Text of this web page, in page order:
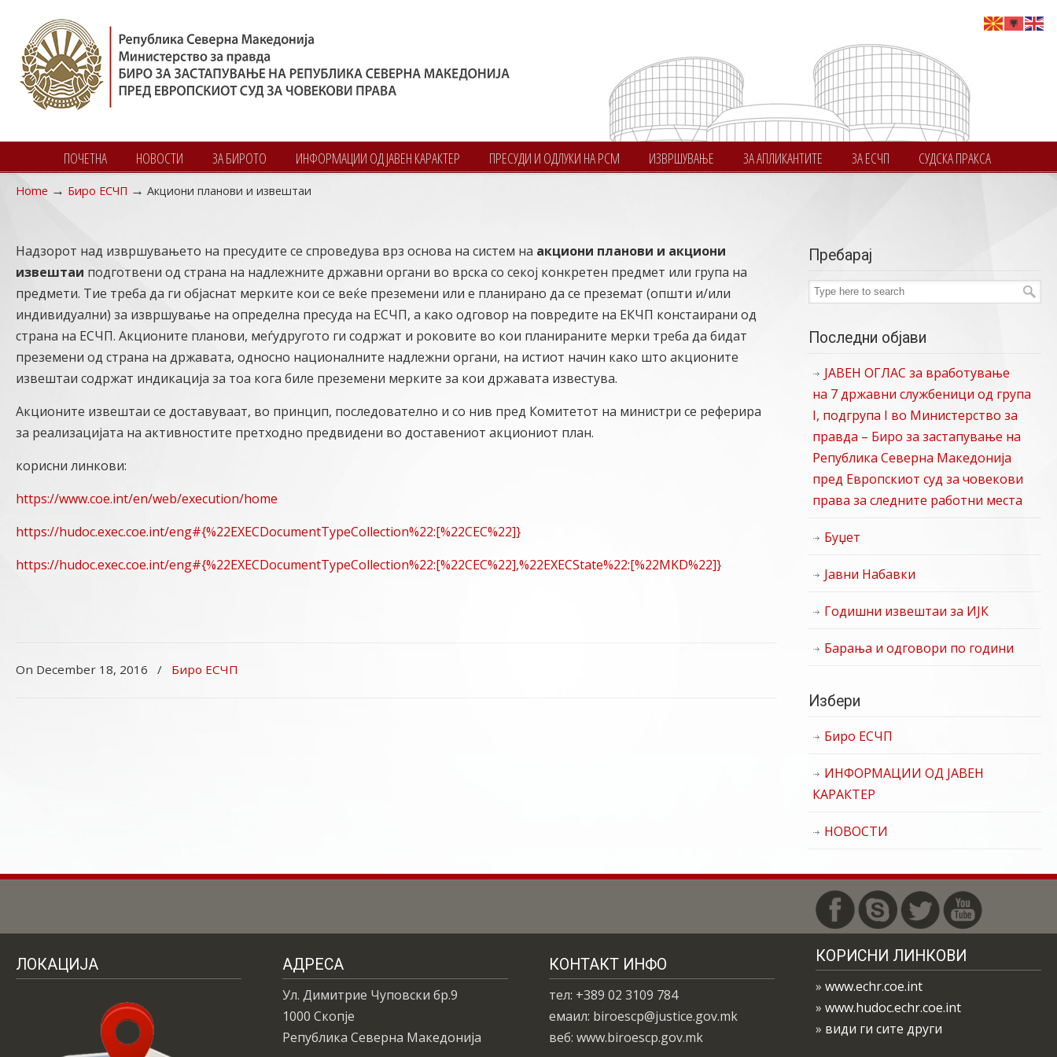
ПОЧЕТНА НОВОСТИ ЗА БИРОТО ИНФОРМАЦИИ ОД ЈАВЕН КАРАКТЕР ПРЕСУДИ И ОДЛУКИ НА РСМ ИЗВРШУВАЊЕ ЗА АПЛИКАНТИТЕ ЗА ЕСЧП СУДСКА ПРАКСА
Navigation
Home → Биро ЕСЧП → Акциони планови и извештаи
Надзорот над извршувањето на пресудите се спроведува врз основа на систем на акциони планови и акциони
извештаи подготвени од страна на надлежните државни органи во врска со секој конкретен предмет или група на
предмети. Тие треба да ги објаснат мерките кои се веќе преземени или е планирано да се преземат (општи и/или
индивидуални) за извршување на определна пресуда на ЕСЧП, а како одговор на повредите на ЕКЧП констаирани од
страна на ЕСЧП. Акционите планови, меѓудругото ги содржат и роковите во кои планираните мерки треба да бидат
преземени од страна на државата, односно националните надлежни органи, на истиот начин како што акционите
извештаи содржат индикација за тоа кога биле преземени мерките за кои државата известува.
Акционите извештаи се доставуваат, во принцип, последователно и со нив пред Комитетот на министри се реферира
за реализацијата на активностите претходно предвидени во доставениот акциониот план.
корисни линкови:
https://www.coe.int/en/web/execution/home
https://hudoc.exec.coe.int/eng#{%22EXECDocumentTypeCollection%22:[%22CEC%22]}
https://hudoc.exec.coe.int/eng#{%22EXECDocumentTypeCollection%22:[%22CEC%22],%22EXECState%22:[%22MKD%22]}
On December 18, 2016 / Биро ЕСЧП
Пребарај
Последни објави
ЈАВЕН ОГЛАС за вработување
на 7 државни службеници од група
I, подгрупа I во Министерство за
правда – Биро за застапување на
Република Северна Македонија
пред Европскиот суд за човекови
права за следните работни места
Буџет
Јавни Набавки
Годишни извештаи за ИЈК
Барања и одговори по години
Избери
Биро ЕСЧП
ИНФОРМАЦИИ ОД ЈАВЕН
КАРАКТЕР
НОВОСТИ
ЛОКАЦИЈА АДРЕСА
Ул. Димитрие Чуповски бр.9
1000 Скопје
Република Северна Македонија
КОНТАКТ ИНФО
тел: +389 02 3109 784
емаил: biroescp@justice.gov.mk
веб: www.biroescp.gov.mk
КОРИСНИ ЛИНКОВИ
»www.echr.coe.int
»www.hudoc.echr.coe.int
» види ги сите други